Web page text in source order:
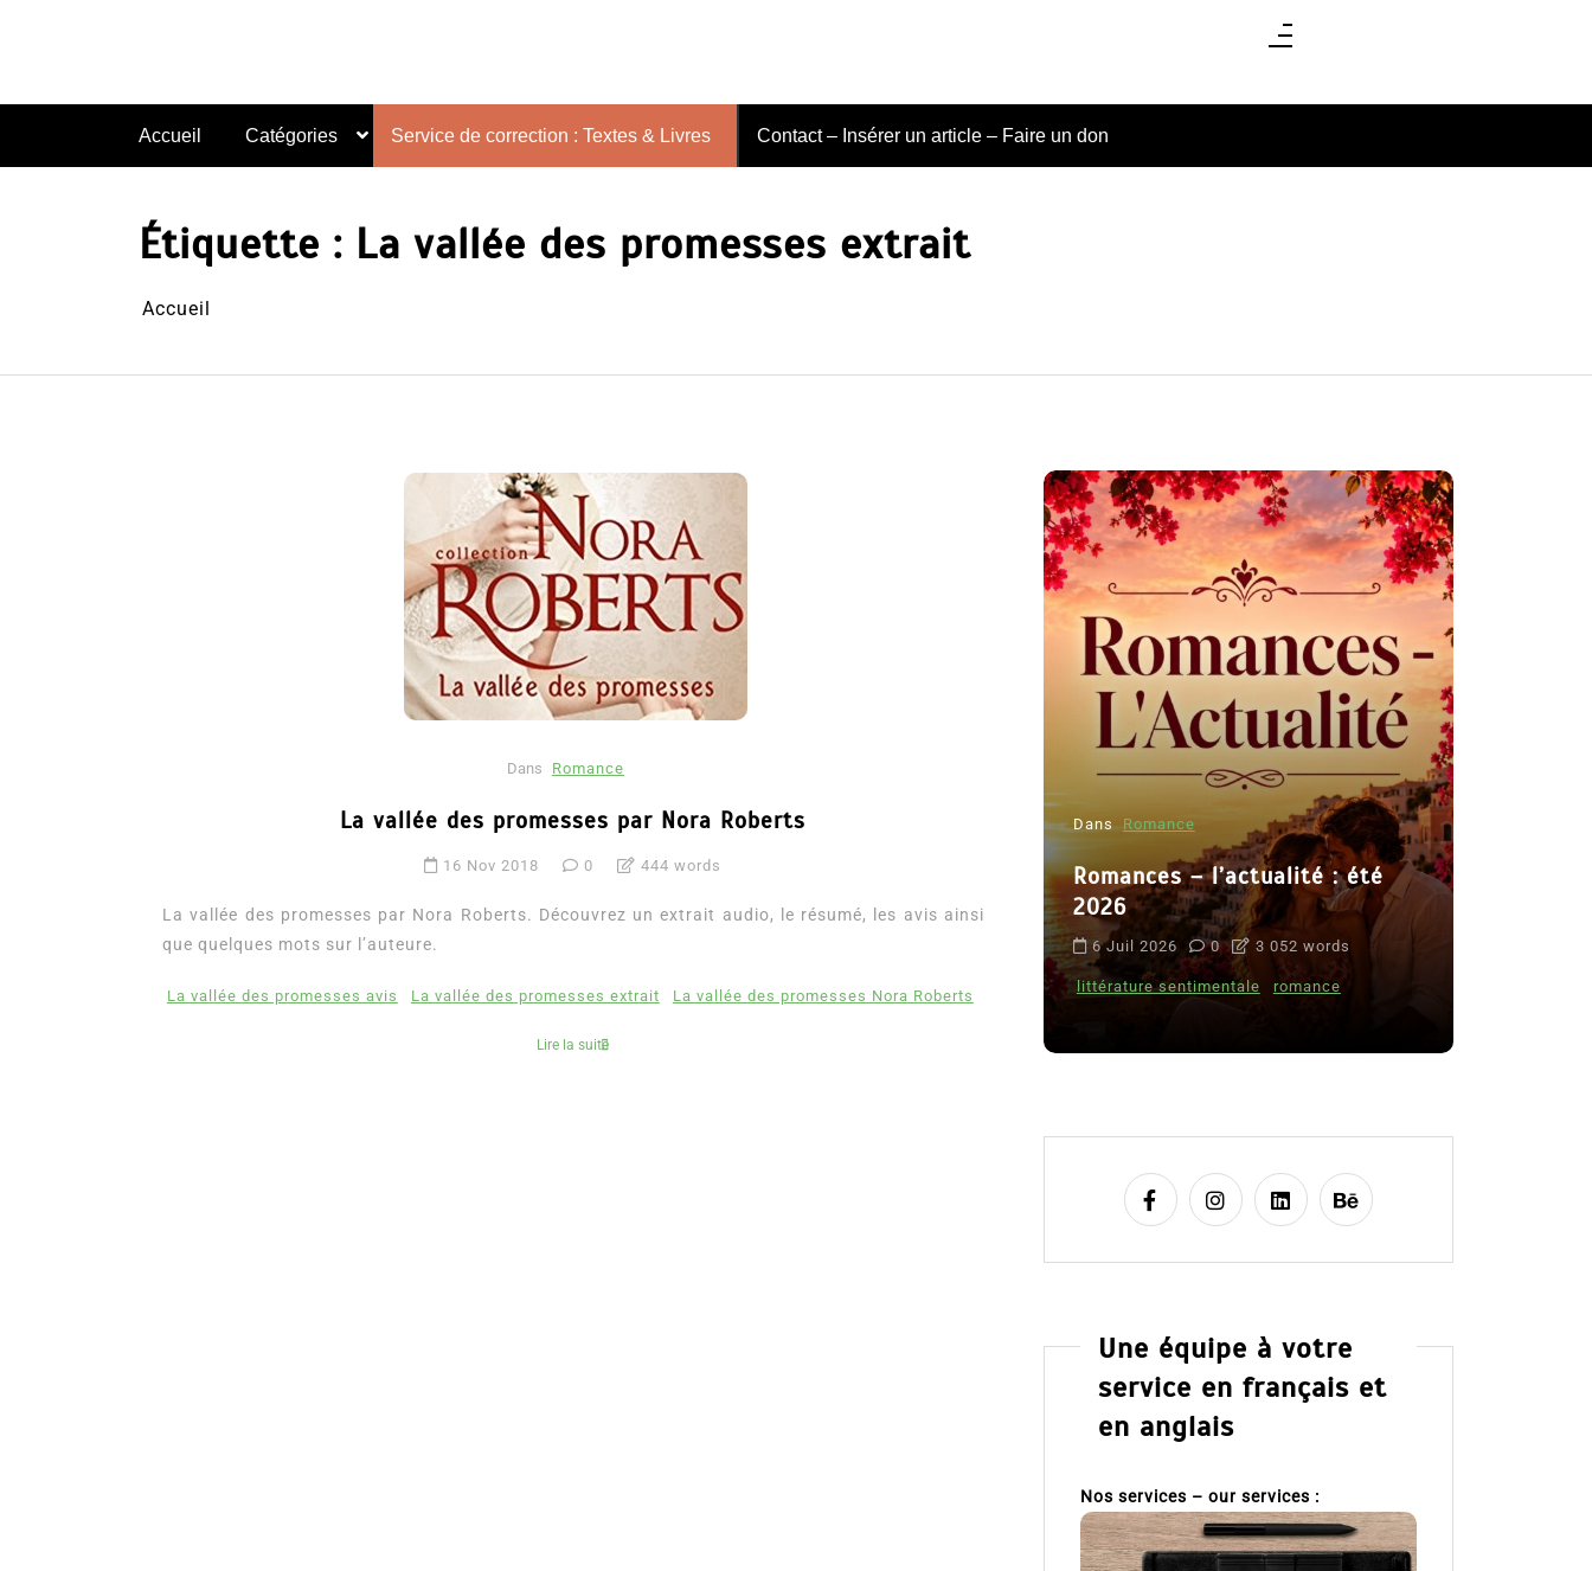
Accueil Catégories Service de correction : Textes & Livres Contact – Insérer un article – Faire un don
Étiquette : La vallée des promesses extrait
Accueil
Dans Romance
La vallée des promesses par Nora Roberts
16 Nov 2018 0 444 words
La vallée des promesses par Nora Roberts. Découvrez un extrait audio, le résumé, les avis ainsi
que quelques mots sur l’auteure.
La vallée des promesses avis La vallée des promesses extrait La vallée des promesses Nora Roberts
Lire la suite
Romance
Romances – l’actualité : été
2026
6 Juil 2026 0 3 052 words
littérature sentimentale romance
8 Juil 2026 0 4 779 words
Dans Romance
Romances – l’actualité : été
2026
6 Juil 2026 0 3 052 words
littérature sentimentale romance
Une équipe à votre
service en français et
en anglais
Nos services – our services :